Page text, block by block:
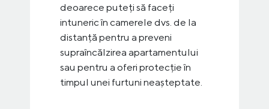
deoarece puteți să faceți
intuneric în camerele dvs. de la
distanță pentru a preveni
supraîncălzirea apartamentului
sau pentru a oferi protecție în
timpul unei furtuni neașteptate.